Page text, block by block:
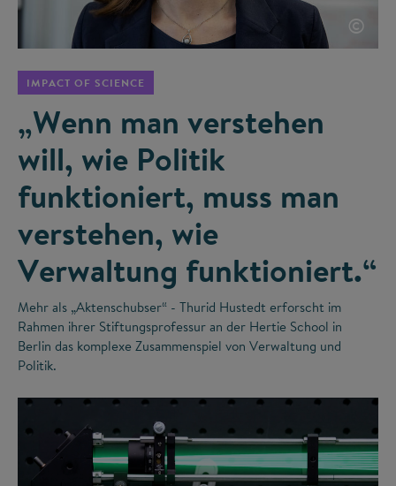
©
IMPACT OF SCIENCE
„Wenn man verstehen
will, wie Politik
funktioniert, muss man
verstehen, wie
Verwaltung funktioniert.“
Mehr als „Aktenschubser“ - Thurid Hustedt erforscht im
Rahmen ihrer Stiftungsprofessur an der Hertie School in
Berlin das komplexe Zusammenspiel von Verwaltung und
Politik.